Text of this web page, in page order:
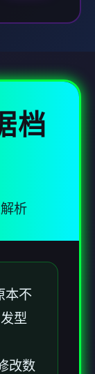
档
析
本不
型
改数